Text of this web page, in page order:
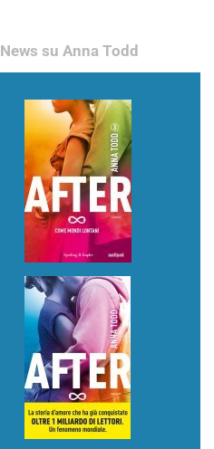
News su Anna Todd